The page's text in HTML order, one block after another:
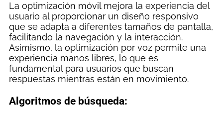
La optimización móvil mejora la experiencia del
usuario al proporcionar un diseño responsivo
que se adapta a diferentes tamaños de pantalla,
facilitando la navegación y la interacción.
Asimismo, la optimización por voz permite una
experiencia manos libres, lo que es
fundamental para usuarios que buscan
respuestas mientras están en movimiento.
Algoritmos de búsqueda: